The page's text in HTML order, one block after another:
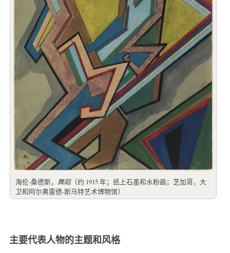
海伦-桑德斯， 舞蹈（约 1915 年；纸上石墨和水粉画；芝加哥，大
卫和阿尔弗雷德-斯马特艺术博物馆）
主要代表人物的主题和风格